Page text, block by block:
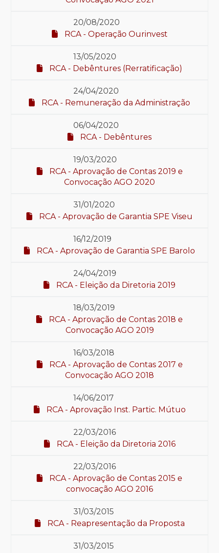
20/08/2020
RCA - Operação Ourinvest
13/05/2020
RCA - Debêntures (Rerratificação)
24/04/2020
RCA - Remuneração da Administração
06/04/2020
RCA - Debêntures
19/03/2020
RCA - Aprovação de Contas 2019 e
Convocação AGO 2020
31/01/2020
RCA - Aprovação de Garantia SPE Viseu
16/12/2019
RCA - Aprovação de Garantia SPE Barolo
24/04/2019
RCA - Eleição da Diretoria 2019
18/03/2019
RCA - Aprovação de Contas 2018 e
Convocação AGO 2019
16/03/2018
RCA - Aprovação de Contas 2017 e
Convocação AGO 2018
14/06/2017
RCA - Aprovação Inst. Partic. Mútuo
22/03/2016
RCA - Eleição da Diretoria 2016
22/03/2016
RCA - Aprovação de Contas 2015 e
convocação AGO 2016
31/03/2015
RCA - Reapresentação da Proposta
31/03/2015